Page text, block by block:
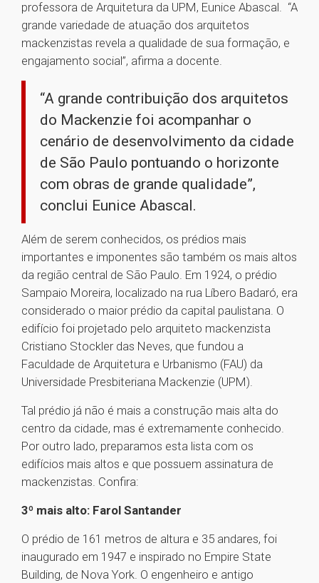
professora de Arquitetura da UPM, Eunice Abascal. “A
grande variedade de atuação dos arquitetos
mackenzistas revela a qualidade de sua formação, e
engajamento social”, afirma a docente.
“A grande contribuição dos arquitetos
do Mackenzie foi acompanhar o
cenário de desenvolvimento da cidade
de São Paulo pontuando o horizonte
com obras de grande qualidade”,
conclui Eunice Abascal.
Além de serem conhecidos, os prédios mais
importantes e imponentes são também os mais altos
da região central de São Paulo. Em 1924, o prédio
Sampaio Moreira, localizado na rua Líbero Badaró, era
considerado o maior prédio da capital paulistana. O
edifício foi projetado pelo arquiteto mackenzista
Cristiano Stockler das Neves, que fundou a
Faculdade de Arquitetura e Urbanismo (FAU) da
Universidade Presbiteriana Mackenzie (UPM).
Tal prédio já não é mais a construção mais alta do
centro da cidade, mas é extremamente conhecido.
Por outro lado, preparamos esta lista com os
edifícios mais altos e que possuem assinatura de
mackenzistas. Confira:
3º mais alto: Farol Santander
O prédio de 161 metros de altura e 35 andares, foi
inaugurado em 1947 e inspirado no Empire State
Building, de Nova York. O engenheiro e antigo